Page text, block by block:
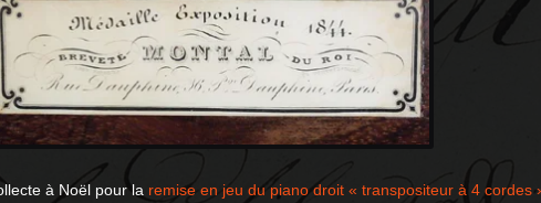
à Noël pour la remise en jeu du piano droit « transpositeur à 4